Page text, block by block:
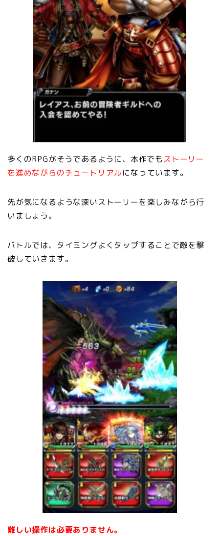
多くのRPGがそうであるように、本作でもストーリー
を進めながらのチュートリアルになっています。
先が気になるような深いストーリーを楽しみながら行
いましょう。
バトルでは、タイミングよくタップすることで敵を撃
破していきます。
難しい操作は必要ありません。